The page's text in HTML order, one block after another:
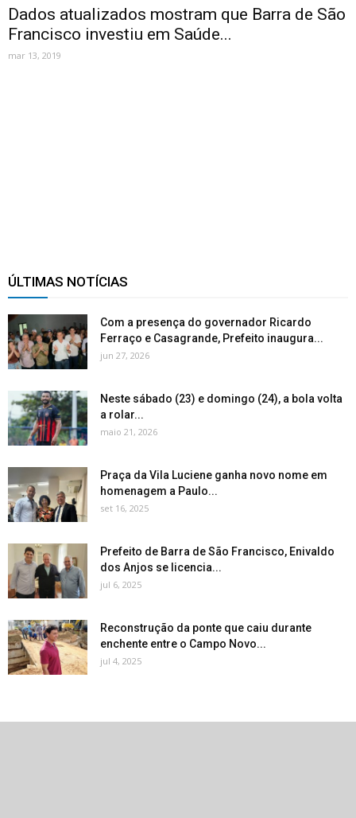
Dados atualizados mostram que Barra de São
Francisco investiu em Saúde...
mar 13, 2019
ÚLTIMAS NOTÍCIAS
Com a presença do governador Ricardo
Ferraço e Casagrande, Prefeito inaugura...
jun 27, 2026
Neste sábado (23) e domingo (24), a bola volta
a rolar...
maio 21, 2026
Praça da Vila Luciene ganha novo nome em
homenagem a Paulo...
set 16, 2025
Prefeito de Barra de São Francisco, Enivaldo
dos Anjos se licencia...
jul 6, 2025
Reconstrução da ponte que caiu durante
enchente entre o Campo Novo...
jul 4, 2025